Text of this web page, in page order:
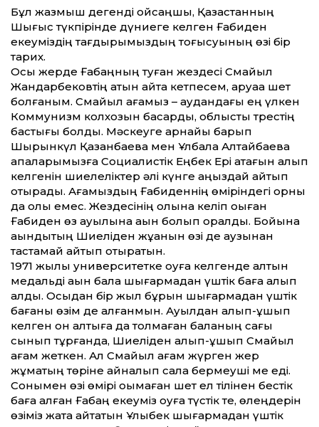
Бұл жазмыш дегенді қойсаңшы, Қазақстанның
Шығыс түкпірінде дүниеге келген Ғабиден
екеуміздің тағдырымыздың тоғысуының өзі бір
тарих.
Осы жерде Ғабаңның туған жездесі Смайыл
Жандарбековтің атын айта кетпесем, аруаққа шет
болғаным. Смайыл ағамыз – аудандағы ең үлкен
Коммунизм колхозын басқарды, облыстық трестің
бастығы болды. Мәскеуге арнайы барып
Шырынкүл Қазанбаева мен Ұлбала Алтайбаева
апаларымызға Социалистік Еңбек Ері атағын алып
келгенін шиелеліктер әлі күнге аңыздай айтып
отырады. Ағамыздың Ғабиденнің өміріндегі орны
да олқы емес. Жездесінің қолына келіп оқыған
Ғабиден өз ауылына ақын болып оралды. Бойына
ақындықтың Шиеліден жұққанын өзі де аузынан
тастамай айтып отыратын.
1971 жылы университетке оқуға келгенде алтын
медальді ақын бала шығармадан үштік баға алып
қалды. Осыдан бір жыл бұрын шығармадан үштік
бағаны өзім де алғанмын. Ауылдан алып-ұшып
келген он алтыға да толмаған баланың сағы
сынып тұрғанда, Шиеліден алып-ұшып Смайыл
ағам жеткен. Ал Смайыл ағам жүрген жер
жұмақтың төріне айналып сала бермеуші ме еді.
Сонымен өзі өмірі оқымаған шет ел тілінен бестік
баға алған Ғабаң екеу­міз оқуға түстік те, өлеңдерін
өзіміз жатқа айтатын Ұлықбек шығармадан үштік